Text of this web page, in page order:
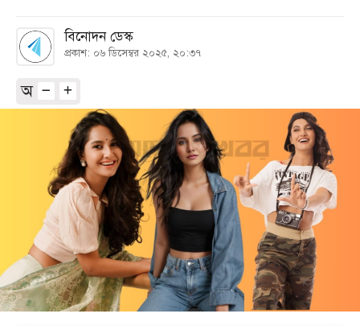
বিনোদন ডেস্ক
প্রকাশ: ০৬ ডিসেম্বর ২০২৫, ২০:৩৭
অ